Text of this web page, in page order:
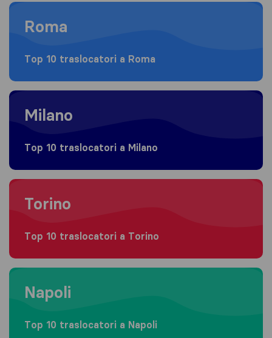
Moving to Roma
Roma
Top 10 traslocatori a Roma
Moving to Milano
Milano
Top 10 traslocatori a Milano
Moving to Torino
Torino
Top 10 traslocatori a Torino
Moving to Napoli
Napoli
Top 10 traslocatori a Napoli